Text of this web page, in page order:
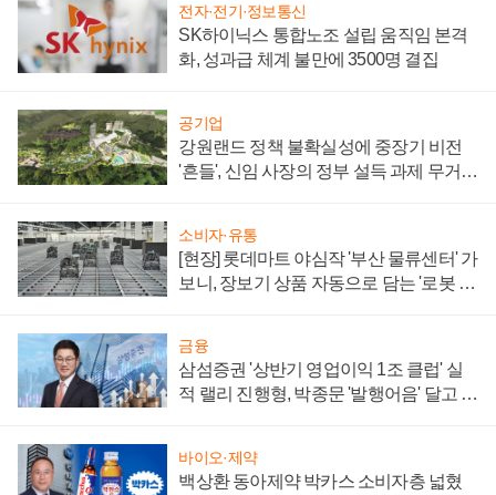
전자·전기·정보통신
SK하이닉스 통합노조 설립 움직임 본격
화, 성과급 체계 불만에 3500명 결집
공기업
강원랜드 정책 불확실성에 중장기 비전
'흔들', 신임 사장의 정부 설득 과제 무거워
소비자·유통
[현장] 롯데마트 야심작 '부산 물류센터' 가
보니, 장보기 상품 자동으로 담는 '로봇 40
금융
삼섬증권 '상반기 영업이익 1조 클럽' 실
적 랠리 진행형, 박종문 '발행어음' 달고 연
바이오·제약
백상환 동아제약 박카스 소비자층 넓혔